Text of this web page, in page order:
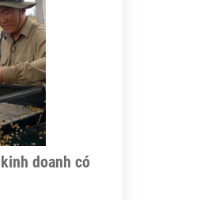
gạo, và
xuất khẩu
giới.
doanh có